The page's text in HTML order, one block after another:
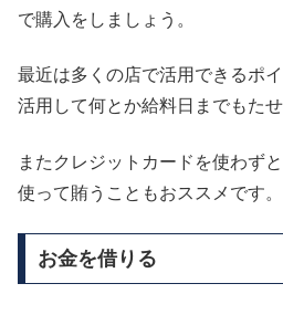
で購入をしましょう。
最近は多くの店で活用できるポ
活用して何とか給料日までもた
またクレジットカードを使わず
使って賄うこともおススメです。
お金を借りる